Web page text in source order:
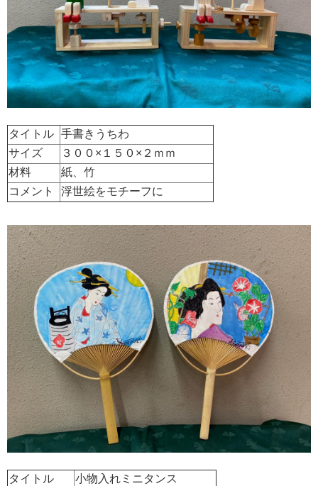
タイトル 手書きうちわ
サイズ
３００×１５０×２ｍｍ
材料
紙、竹
コメント
浮世絵をモチーフに
タイトル
小物入れミニタンス